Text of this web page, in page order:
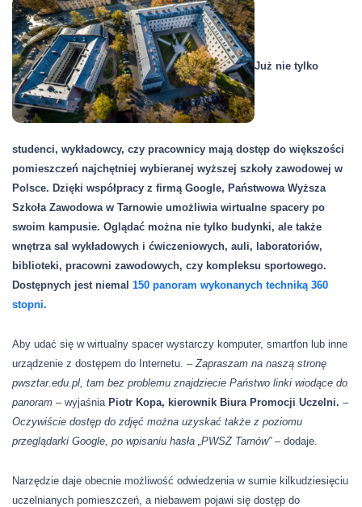
Już nie tylko
studenci, wykładowcy, czy pracownicy mają dostęp do większości
pomieszczeń najchętniej wybieranej wyższej szkoły zawodowej w
Polsce. Dzięki współpracy z firmą Google, Państwowa Wyższa
Szkoła Zawodowa w Tarnowie umożliwia wirtualne spacery po
swoim kampusie. Oglądać można nie tylko budynki, ale także
wnętrza sal wykładowych i ćwiczeniowych, auli, laboratoriów,
biblioteki, pracowni zawodowych, czy kompleksu sportowego.
Dostępnych jest niemal 150 panoram wykonanych techniką 360
stopni.
Aby udać się w wirtualny spacer wystarczy komputer, smartfon lub inne
urządzenie z dostępem do Internetu. –Zapraszam na naszą stronę
pwsztar.edu.pl, tam bez problemu znajdziecie Państwo linki wiodące do
panoram – wyjaśnia Piotr Kopa, kierownik Biura Promocji Uczelni. –
Oczywiście dostęp do zdjęć można uzyskać także z poziomu
przeglądarki Google, po wpisaniu hasła „PWSZ Tarnów” – dodaje.
Narzędzie daje obecnie możliwość odwiedzenia w sumie kilkudziesięciu
uczelnianych pomieszczeń, a niebawem pojawi się dostęp do